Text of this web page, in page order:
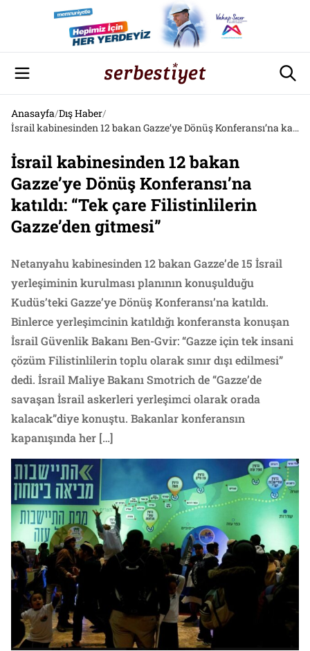
Anasayfa/Dış Haber/
İsrail kabinesinden 12 bakan Gazze’ye Dönüş Konferansı’na katıldı: “Tek çare Filistinlilerin Gazze’den gitmesi”
İsrail kabinesinden 12 bakan
Gazze’ye Dönüş Konferansı’na
katıldı: “Tek çare Filistinlilerin
Gazze’den gitmesi”
Netanyahu kabinesinden 12 bakan Gazze’de 15 İsrail
yerleşiminin kurulması planının konuşulduğu
Kudüs’teki Gazze’ye Dönüş Konferansı’na katıldı.
Binlerce yerleşimcinin katıldığı konferansta konuşan
İsrail Güvenlik Bakanı Ben-Gvir: “Gazze için tek insani
çözüm Filistinlilerin toplu olarak sınır dışı edilmesi”
dedi. İsrail Maliye Bakanı Smotrich de “Gazze’de
savaşan İsrail askerleri yerleşimci olarak orada
kalacak”diye konuştu. Bakanlar konferansın
kapanışında her […]